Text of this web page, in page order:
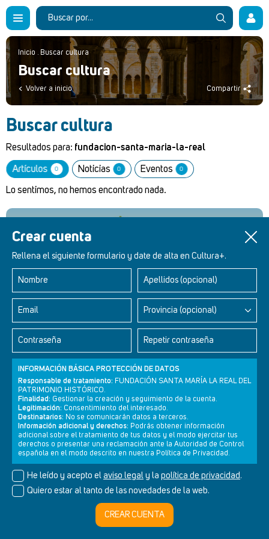
Crear cuenta
Rellena el siguiente formulario y date de alta en Cultura+.
Nombre Apellidos (opcional)
Email Provincia (opcional)
Contraseña Repetir contraseña
INFORMACIÓN BÁSICA PROTECCIÓN DE DATOS
Responsable de tratamiento: FUNDACIÓN SANTA MARÍA LA REAL DEL
PATRIMONIO HISTÓRICO.
Finalidad: Gestionar la creación y seguimiento de la cuenta.
Legitimación: Consentimiento del interesado.
Destinatarios: No se comunicarán datos a terceros.
Información adicional y derechos: Podrás obtener información
adicional sobre el tratamiento de tus datos y el modo ejercitar tus
derechos o presentar una reclamación ante la Autoridad de Control
española en el modo descrito en nuestra Política de Privacidad.
He leído y acepto el aviso legal y la política de privacidad.
Quiero estar al tanto de las novedades de la web.
CREAR CUENTA
Inicio . Buscar cultura
Buscar cultura
Volver a inicio Compartir
Buscar cultura
Resultados para: fundacion-santa-maria-la-real
Artículos 0 Noticias 0 Eventos 0
Lo sentimos, no hemos encontrado nada.
Retablos Renacentistas Este de León
Newsletter Aviso legal Política de privacidad Política de cookies
© Cultura+ 2026. Todos los derechos reservados
Diseño web SGM